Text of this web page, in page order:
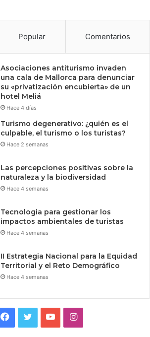
Popular Comentarios
Asociaciones antiturismo invaden
una cala de Mallorca para denunciar
su «privatización encubierta» de un
hotel Meliá
Hace 4 días
Turismo degenerativo: ¿quién es el
culpable, el turismo o los turistas?
Hace 2 semanas
Las percepciones positivas sobre la
naturaleza y la biodiversidad
Hace 4 semanas
Tecnologia para gestionar los
impactos ambientales de turistas
Hace 4 semanas
II Estrategia Nacional para la Equidad
Territorial y el Reto Demográfico
Hace 4 semanas
Facebook
TwitterYouTubeInstagram